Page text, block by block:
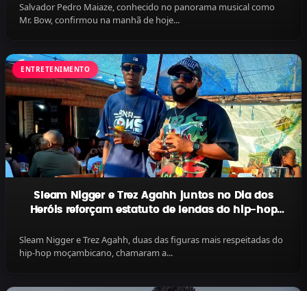
Salvador Pedro Maiaze, conhecido no panorama musical como
Mr. Bow, confirmou na manhã de hoje...
ENTRETENIMENTO
Sleam Nigger e Trez Agahh juntos no Dia dos
Heróis reforçam estatuto de lendas do hip-hop
Sleam Nigger e Trez Agahh, duas das figuras mais respeitadas do
hip-hop moçambicano, chamaram a...